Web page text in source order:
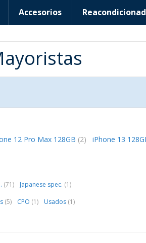
Accesorios
12 Pro Max 128GB (2) iPhone 13
(71) Japanese spec. (1)
(5) CPO (1) Usados (1)